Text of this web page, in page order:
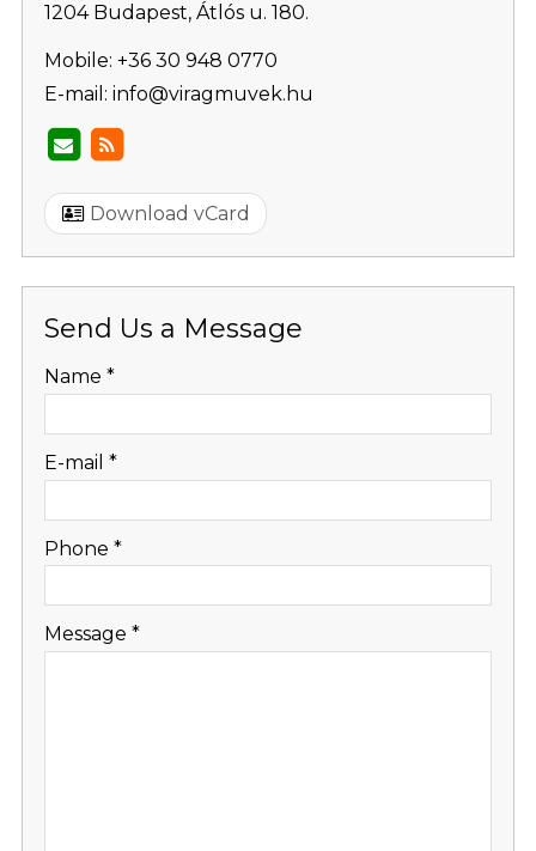
1204 Budapest, Átlós u. 180.
Mobile: +36 30 948 0770
E-mail: info@viragmuvek.hu
Download vCard
Send Us a Message
Name *
E-mail *
Phone *
Message *